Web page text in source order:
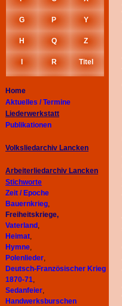
G P Y
H Q Z
R Titel
Home
Aktuelles / Termine
Liederwerkstatt
Publikationen
Volksliedarchiv Lancken
Arbeiterliedarchiv Lancken
Stichworte
Zeit / Epoche
Bauernkrieg,
Freiheitskriege,
Vaterland ,
Heimat,
Hymne,
Polenlieder,
Deutsch-Französischer Krieg
1870-71,
Sedanfeier,
Handwerksburschen